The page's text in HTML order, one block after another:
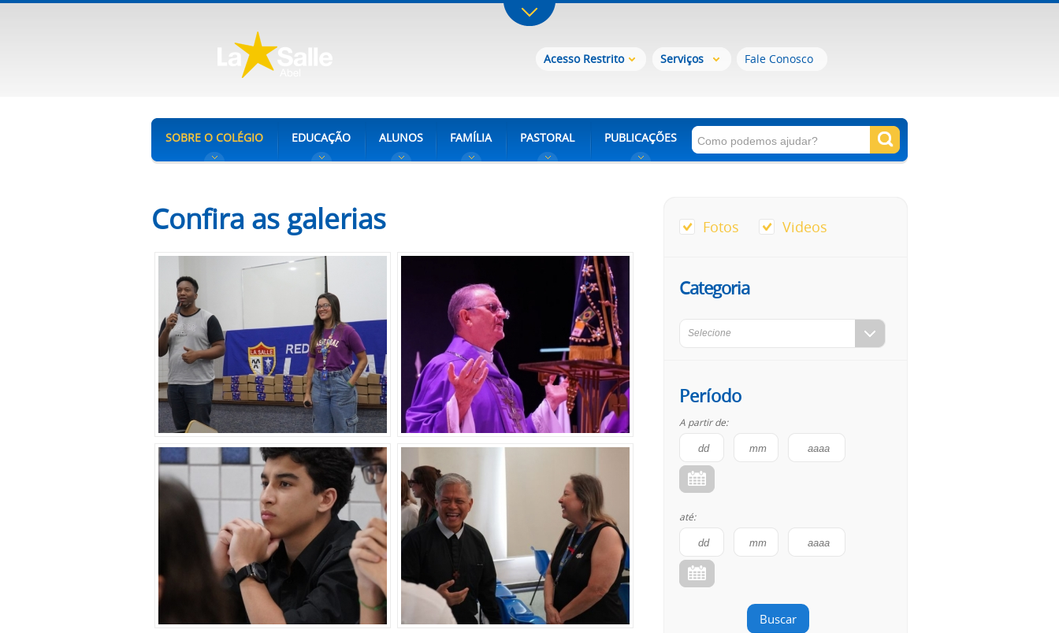
Acesso Restrito Serviços Fale Conosco
SOBRE O COLÉGIO EDUCAÇÃO ALUNOS FAMÍLIA PASTORAL PUBLICAÇÕES
Confira as galerias Fotos Videos
Categoria
Selecione
Período
A partir de:
até:
Buscar